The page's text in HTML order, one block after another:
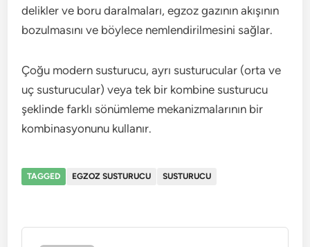
delikler ve boru daralmaları, egzoz gazının akışının
bozulmasını ve böylece nemlendirilmesini sağlar.
Çoğu modern susturucu, ayrı susturucular (orta ve
uç susturucular) veya tek bir kombine susturucu
şeklinde farklı sönümleme mekanizmalarının bir
kombinasyonunu kullanır.
TAGGED EGZOZ SUSTURUCU SUSTURUCU